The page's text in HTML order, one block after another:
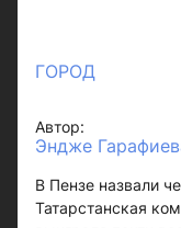
ГОРОД
Автор:
Эндже
В Пензе назвали
Татарстанская